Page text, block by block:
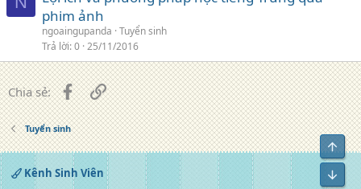
phim ảnh
ngoaingupanda Tuyển sinh
Trả lời 0 25/11/2016
Chia sẻ: FacebookLiên kết
Tuyển sinh
Kênh Sinh Viên
Top